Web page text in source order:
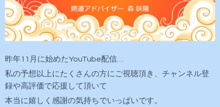
昨年11月に始めたYouTube配信…
私の予想以上にたくさんの方にご視聴頂き、チャンネル登
録や高評価で応援して頂いて
本当に嬉しく感謝の気持ちでいっぱいです。